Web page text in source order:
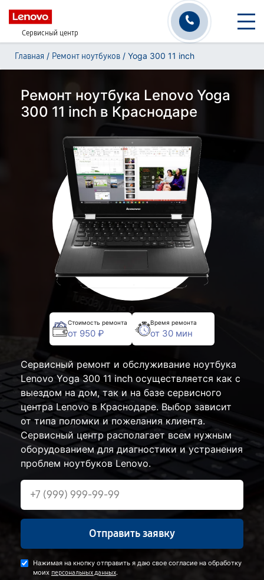
Сервисный центр
Главная / Ремонт ноутбуков / Yoga 300 11 inch
Ремонт ноутбука Lenovo Yoga
300 11 inch в Краснодаре
Стоимость ремонта
от 950 ₽
Время ремонта
от 30 мин
Сервисный ремонт и обслуживание ноутбука
Lenovo Yoga 300 11 inch осуществляется как с
выездом на дом, так и на базе сервисного
центра Lenovo в Краснодаре. Выбор зависит
от типа поломки и пожелания клиента.
Сервисный центр располагает всем нужным
оборудованием для диагностики и устранения
проблем ноутбуков Lenovo.
Отправить заявку
Нажимая на кнопку отправить я даю свое согласие на обработку
моих персональных данных.